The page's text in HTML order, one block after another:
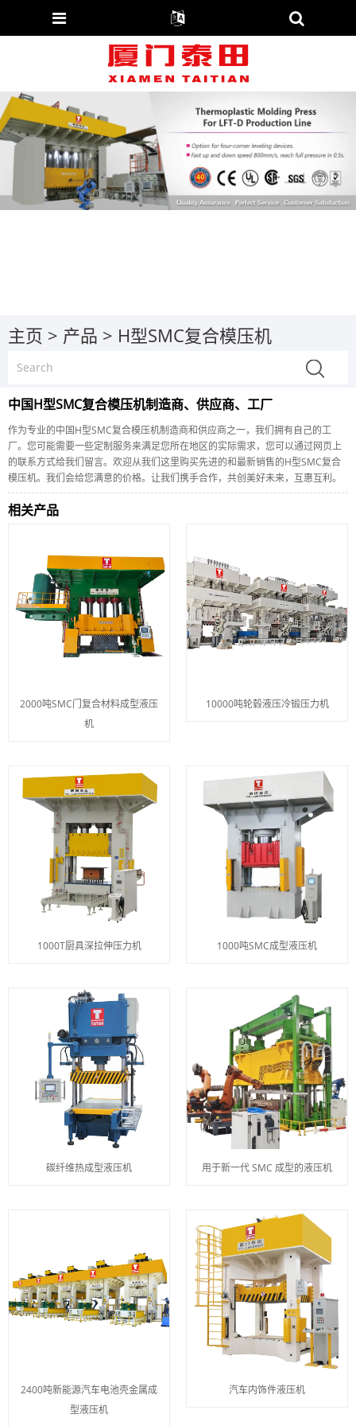
主页 > 产品 > H型SMC复合模压机
中国H型SMC复合模压机制造商、供应商、工厂
作为专业的中国H型SMC复合模压机制造商和供应商之一，我们拥有自己的工
厂。您可能需要一些定制服务来满足您所在地区的实际需求，您可以通过网页上
的联系方式给我们留言。欢迎从我们这里购买先进的和最新销售的H型SMC复合
模压机。我们会给您满意的价格。让我们携手合作，共创美好未来，互惠互利。
相关产品
2000吨SMC门复合材料成型液压
机
10000吨轮毂液压冷锻压力机
1000T厨具深拉伸压力机 1000吨SMC成型液压机
碳纤维热成型液压机 用于新一代 SMC 成型的液压机
2400吨新能源汽车电池壳金属成
型液压机
汽车内饰件液压机